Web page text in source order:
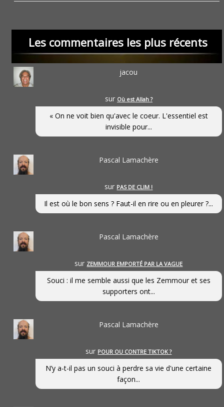
Les commentaires les plus récents
jacou
sur Où est Allah ?
« On ne voit bien qu'avec le coeur. L'essentiel est
invisible pour...
Pascal Lamachère
sur PAS DE CLIM !
Il est où le bon sens ? Faut-il en rire ou en pleurer ?...
Pascal Lamachère
sur ZEMMOUR EMPORTÉ PAR LA VAGUE
Souci : il me semble aussi que les Zemmour et ses
supporters ont...
Pascal Lamachère
sur POUR OU CONTRE TIKTOK ?
N’y a-t-il pas un souci à perdre sa vie d'une certaine
façon...